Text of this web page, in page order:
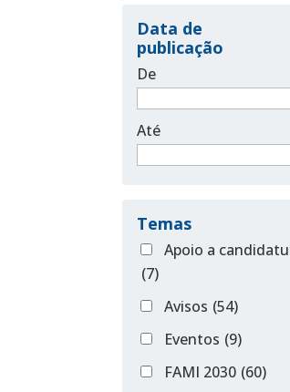
Data de
publicação
De
Até
Temas
Apoio a
(7)
Avisos (54)
Eventos (9)
FAMI 2030 (60)